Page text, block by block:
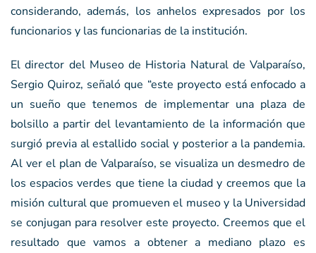
considerando, además, los anhelos expresados por los
funcionarios y las funcionarias de la institución.
El director del Museo de Historia Natural de Valparaíso,
Sergio Quiroz, señaló que “este proyecto está enfocado a
un sueño que tenemos de implementar una plaza de
bolsillo a partir del levantamiento de la información que
surgió previa al estallido social y posterior a la pandemia.
Al ver el plan de Valparaíso, se visualiza un desmedro de
los espacios verdes que tiene la ciudad y creemos que la
misión cultural que promueven el museo y la Universidad
se conjugan para resolver este proyecto. Creemos que el
resultado que vamos a obtener a mediano plazo es